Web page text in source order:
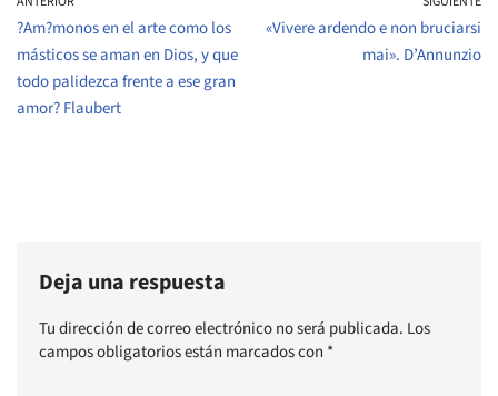
?Am?monos en el arte como los
másticos se aman en Dios, y que
todo palidezca frente a ese gran
amor? Flaubert
«Vivere ardendo e non bruciarsi
mai». D’Annunzio
Deja una respuesta
Tu dirección de correo electrónico no será publicada. Los
campos obligatorios están marcados con *